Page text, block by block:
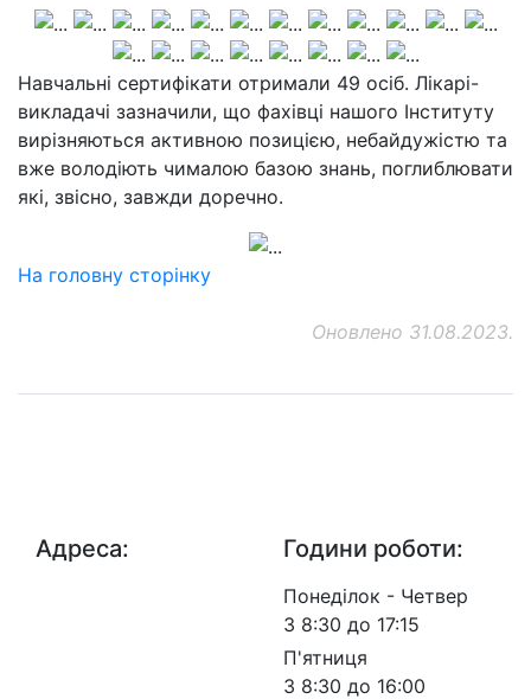
Навчальні сертифікати отримали 49 осіб. Лікарі-
викладачі зазначили, що фахівці нашого Інституту
вирізняються активною позицією, небайдужістю та
вже володіють чималою базою знань, поглиблювати
які, звісно, завжди доречно.
На головну сторінку
Оновлено 31.08.2023.
Адреса: Години роботи:
Понеділок - Четвер
З 8:30 до 17:15
П'ятниця
З 8:30 до 16:00